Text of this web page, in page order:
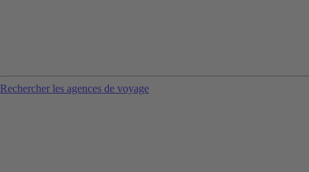
Rechercher les agences de voyage